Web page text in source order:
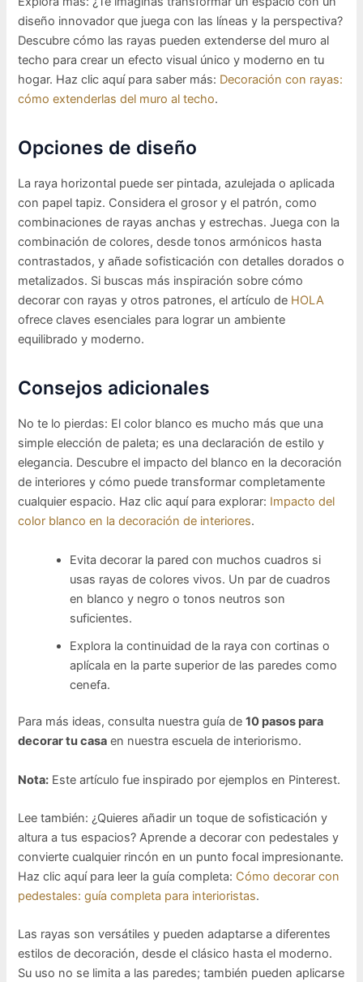
diseño innovador que juega con las líneas y la perspectiva?
Descubre cómo las rayas pueden extenderse del muro al
techo para crear un efecto visual único y moderno en tu
hogar. Haz clic aquí para saber más: Decoración con rayas:
cómo extenderlas del muro al techo.
Opciones de diseño
La raya horizontal puede ser pintada, azulejada o aplicada
con papel tapiz. Considera el grosor y el patrón, como
combinaciones de rayas anchas y estrechas. Juega con la
combinación de colores, desde tonos armónicos hasta
contrastados, y añade sofisticación con detalles dorados o
metalizados. Si buscas más inspiración sobre cómo
decorar con rayas y otros patrones, el artículo de HOLA
ofrece claves esenciales para lograr un ambiente
equilibrado y moderno.
Consejos adicionales
No te lo pierdas: El color blanco es mucho más que una
simple elección de paleta; es una declaración de estilo y
elegancia. Descubre el impacto del blanco en la decoración
de interiores y cómo puede transformar completamente
cualquier espacio. Haz clic aquí para explorar: Impacto del
color blanco en la decoración de interiores.
Evita decorar la pared con muchos cuadros si
usas rayas de colores vivos. Un par de cuadros
en blanco y negro o tonos neutros son
suficientes.
Explora la continuidad de la raya con cortinas o
aplícala en la parte superior de las paredes como
cenefa.
Para más ideas, consulta nuestra guía de10 pasos para
decorar tu casa en nuestra escuela de interiorismo.
Nota: Este artículo fue inspirado por ejemplos en Pinterest.
Lee también: ¿Quieres añadir un toque de sofisticación y
altura a tus espacios? Aprende a decorar con pedestales y
convierte cualquier rincón en un punto focal impresionante.
Haz clic aquí para leer la guía completa: Cómo decorar con
pedestales: guía completa para interioristas.
Las rayas son versátiles y pueden adaptarse a diferentes
estilos de decoración, desde el clásico hasta el moderno.
Su uso no se limita a las paredes; también pueden aplicarse